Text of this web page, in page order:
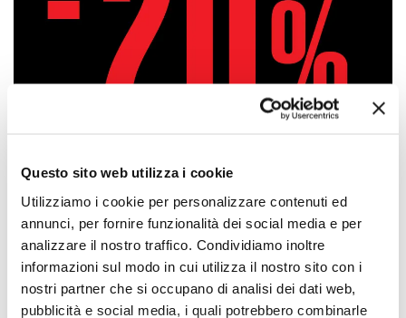
Questo sito web utilizza i cookie
Utilizziamo i cookie per personalizzare contenuti ed
annunci, per fornire funzionalità dei social media e per
analizzare il nostro traffico. Condividiamo inoltre
informazioni sul modo in cui utilizza il nostro sito con i
nostri partner che si occupano di analisi dei dati web,
pubblicità e social media, i quali potrebbero combinarle
Approfittane subito!